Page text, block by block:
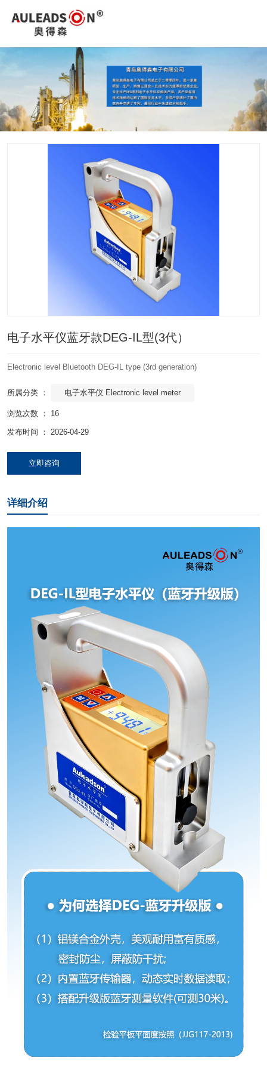
您好，欢迎进入青岛奥得森电子有限公司官网！
0532-85015526
电子水平仪蓝牙款DEG-IL型(3代）
Electronic level Bluetooth DEG-IL type (3rd generation)
所属分类 ： 电子水平仪 Electronic level meter
浏览次数 ： 16
发布时间 ： 2026-04-29
立即咨询
详细介绍